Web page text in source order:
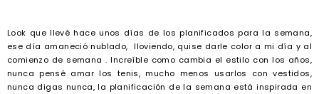
Look que llevé hace unos días de los planificados para la semana,
ese día amaneció nublado, lloviendo, quise darle color a mi día y al
comienzo de semana . Increíble como cambia el estilo con los años,
nunca pensé amar los tenis, mucho menos usarlos con vestidos,
nunca digas nunca, la planificación de la semana está inspirada en